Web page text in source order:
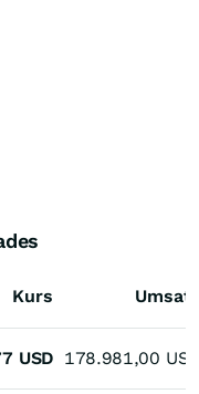
Kurs Umsatz
USD 178.981,00